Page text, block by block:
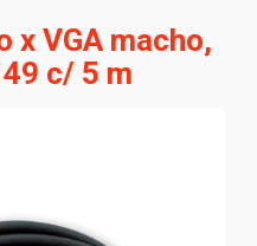
x VGA macho,
c/ 5 m